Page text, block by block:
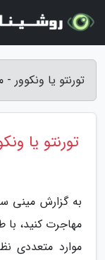
تورنتو یا
تورنتو یا
به گزارش مینی
مهاجرت کنید،
موارد متعددی